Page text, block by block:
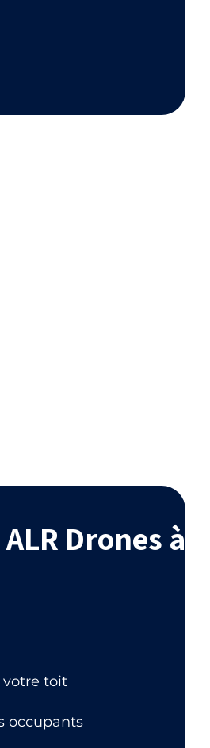
Drones à
votre toit
occupants